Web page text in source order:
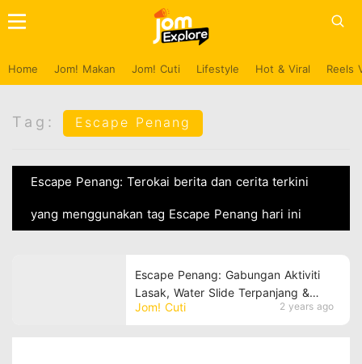
Home Jom! Makan Jom! Cuti Lifestyle Hot & Viral Reels
Tag: Escape Penang
Escape Penang: Terokai berita dan cerita terkini
yang menggunakan tag Escape Penang hari ini
Jom! Cuti 2 years ago
Escape Penang: Gabungan Aktiviti
Lasak, Water Slide Terpanjang &
Camping Menyeronokkan